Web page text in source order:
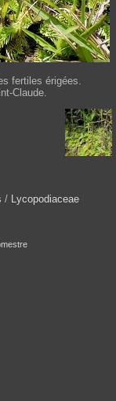
fertiles érigées.
Claude.
/ Lycopodiaceae